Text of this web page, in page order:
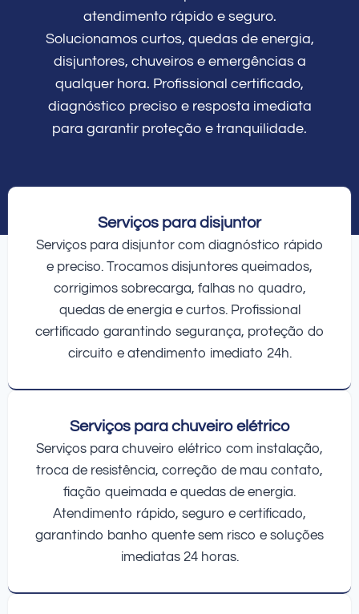
atendimento rápido e seguro.
Solucionamos curtos, quedas de energia,
disjuntores, chuveiros e emergências a
qualquer hora. Profissional certificado,
diagnóstico preciso e resposta imediata
para garantir proteção e tranquilidade.
Serviços para disjuntor
Serviços para disjuntor com diagnóstico rápido
e preciso. Trocamos disjuntores queimados,
corrigimos sobrecarga, falhas no quadro,
quedas de energia e curtos. Profissional
certificado garantindo segurança, proteção do
circuito e atendimento imediato 24h.
Serviços para chuveiro elétrico
Serviços para chuveiro elétrico com instalação,
troca de resistência, correção de mau contato,
fiação queimada e quedas de energia.
Atendimento rápido, seguro e certificado,
garantindo banho quente sem risco e soluções
imediatas 24 horas.